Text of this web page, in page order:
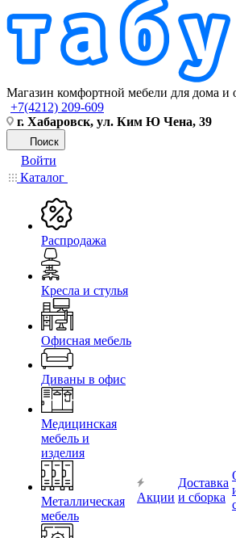
Магазин комфортной мебели для дома и
+7(4212) 209-609
г. Хабаровск, ул. Ким Ю Чена, 39
Поиск
Войти
Каталог
Распродажа
Кресла и стулья
Офисная мебель
Диваны в офис
Медицинская
мебель и
изделия
Металлическая
мебель
Акции
Доставка
и сборка